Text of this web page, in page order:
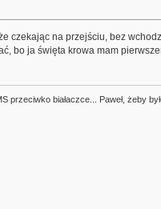
czekając na przejściu, bez
bo ja święta krowa mam
białaczce... Paweł, żeby